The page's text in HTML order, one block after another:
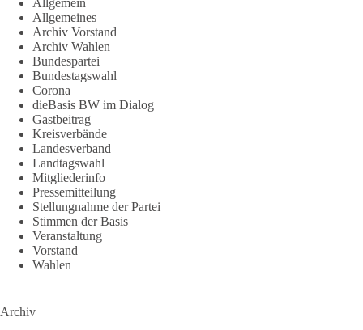
Allgemeines
Archiv Vorstand
Archiv Wahlen
Bundespartei
Bundestagswahl
Corona
dieBasis BW im Dialog
Gastbeitrag
Kreisverbände
Landesverband
Landtagswahl
Mitgliederinfo
Pressemitteilung
Stellungnahme der Partei
Stimmen der Basis
Veranstaltung
Vorstand
Wahlen
Archiv